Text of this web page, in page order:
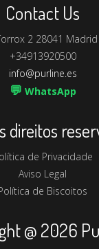
Contact Us
2 28041 Madrid
+34913920500
info@purline.es
💬 WhatsApp
direitos
de Privacidade
Aviso Legal
de Biscoitos
@ 2026